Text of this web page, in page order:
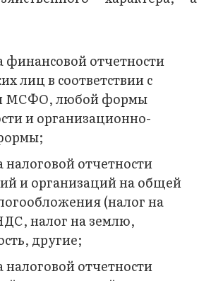
финансовой отчетности
лиц в соответствии с
МСФО, любой формы
и организационно-
налоговой отчетности
и организаций на общей
(налог на
налог на землю,
другие;
налоговой отчетности